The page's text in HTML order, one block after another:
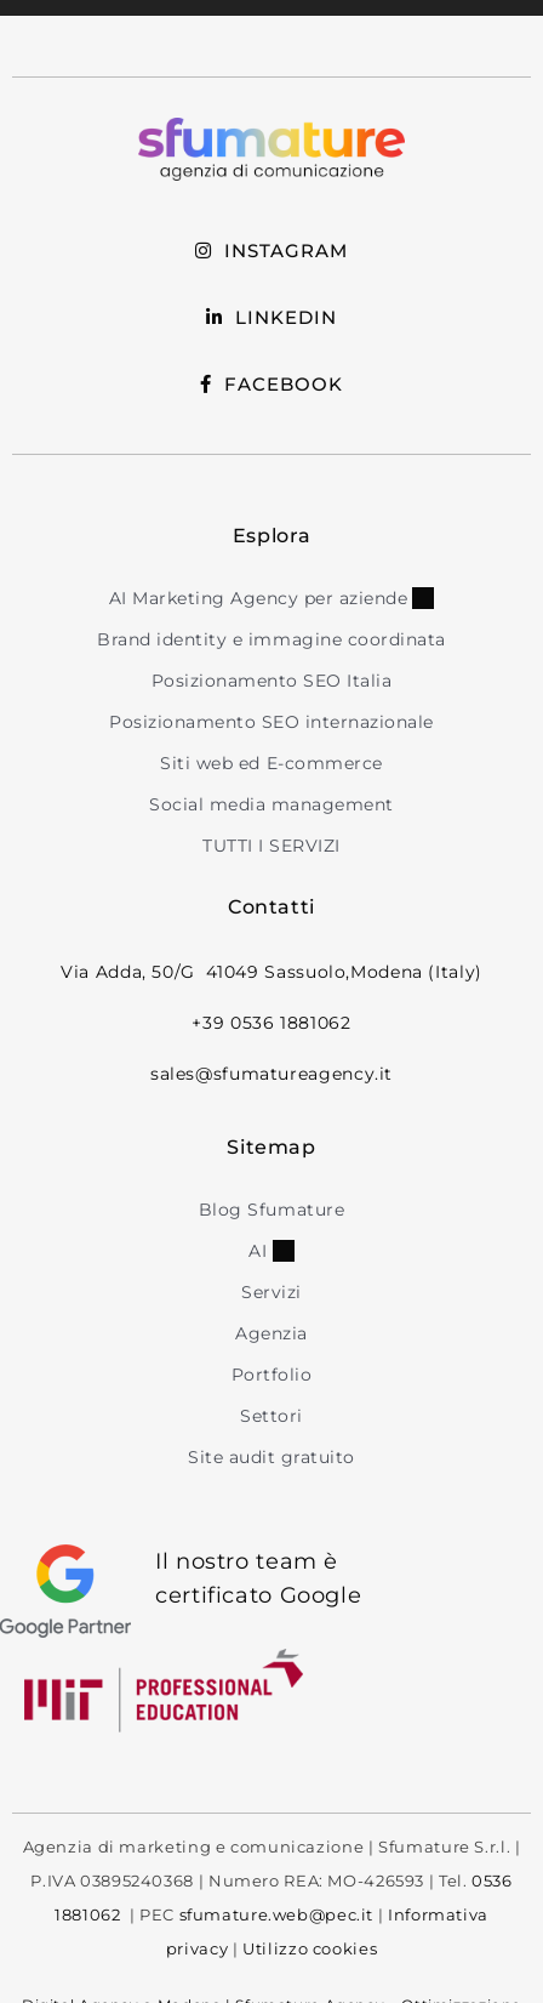
INSTAGRAM
LINKEDIN
FACEBOOK
Contatti
Via Adda, 50/G 41049 Sassuolo,Modena (Italy)
+39 0536 1881062
sales@sfumatureagency.it
Esplora
AI Marketing Agency per aziende
Brand identity e immagine coordinata
Posizionamento SEO Italia
Posizionamento SEO internazionale
Siti web ed E-commerce
Social media management
TUTTI I SERVIZI
Sitemap
Blog Sfumature
AI
Servizi
Agenzia
Portfolio
Settori
Site audit gratuito
Il nostro team è
certificato Google
Agenzia di marketing e comunicazione | Sfumature S.r.l. |
P.IVA 03895240368 | Numero REA: MO-426593 | Tel.0536
1881062 | PEC sfumature.web@pec.it | Informativa
privacy | Utilizzo cookies